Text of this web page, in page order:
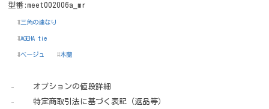
型番:meet002006a_mr
三角の連なり
AGEHA tie
ベージュ 木蘭
オプションの値段詳細
特定商取引法に基づく表記（返品等）